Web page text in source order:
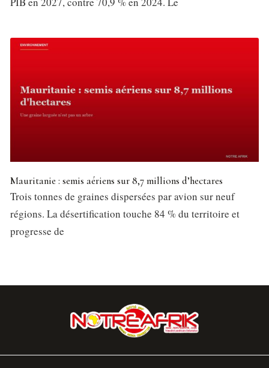
Mauritanie : semis aériens sur 8,7 millions d’hectares
Trois tonnes de graines dispersées par avion sur neuf
régions. La désertification touche 84 % du territoire et
progresse de